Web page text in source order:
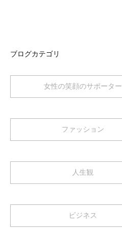
ブログカテゴリ
女性の笑顔のサポーター
ファッション
人生観
ビジネス